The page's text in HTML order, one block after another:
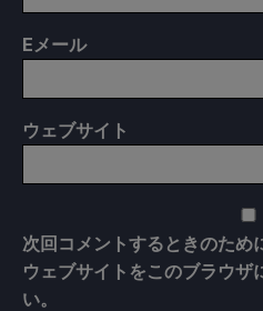
E メール
ウェブサイト
次回コメントするときのため
ウェブサイトをこのブラウザ
い。